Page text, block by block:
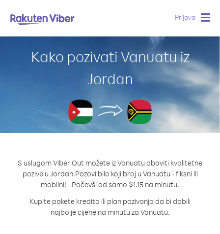
Prijava
Kako pozivati Vanuatu iz
Jordan
S uslugom Viber Out možete iz Vanuatu obaviti kvalitetne
pozive u Jordan.Pozovi bilo koji broj u Vanuatu - fiksni ili
mobilni! - Počevši od samo $1.15 na minutu.
Kupite pakete kredita ili plan pozivanja da bi dobili
najbolje cijene na minutu za Vanuatu.